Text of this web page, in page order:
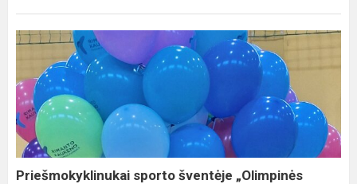
Priešmokyklinukai
šventėje
„Olimpinės
žvaigždutės“
Priešmokyklinukai sporto šventėje „Olimpinės